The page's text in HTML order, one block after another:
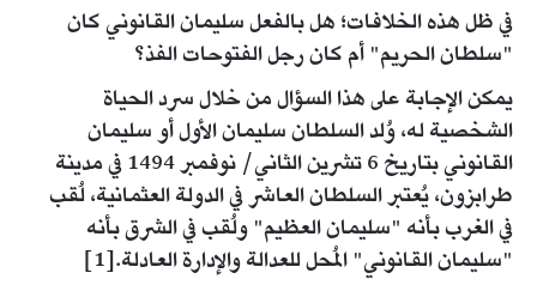
في ظل هذه الخلافات؛ هل بالفعل سليمان القانوني كان
"سلطان الحريم" أم كان رجل الفتوحات الفذ؟
يمكن الإجابة على هذا السؤال من خلال سرد الحياة
الشخصية له، وُلد السلطان سليمان الأول أو سليمان
القانوني بتاريخ 6 تشرين الثاني/ نوفمبر 1494 في مدينة
طرابزون، يُعتبر السلطان العاشر في الدولة العثمانية، لُقب
في الغرب بأنه "سليمان العظيم" ولُقب في الشرق بأنه
"سليمان القانوني" المُحل للعدالة والإدارة العادلة.[1]